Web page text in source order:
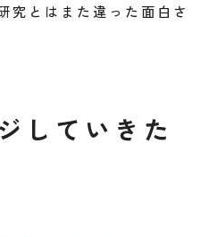
究とはまた違った面白さ
していきた